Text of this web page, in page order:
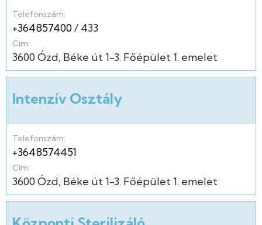
Telefonszám:
+364857400 433
Cím:
3600Ózd Béke út 1-3. Főépület 1. emelet
Intenzív Osztály
Telefonszám:
+3648574451
Cím:
3600Ózd Béke út 1-3. Főépület 1. emelet